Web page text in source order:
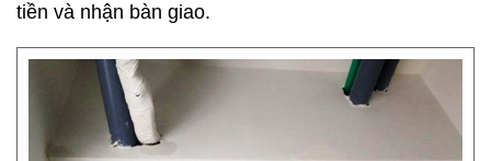
tiền và nhận bàn giao.